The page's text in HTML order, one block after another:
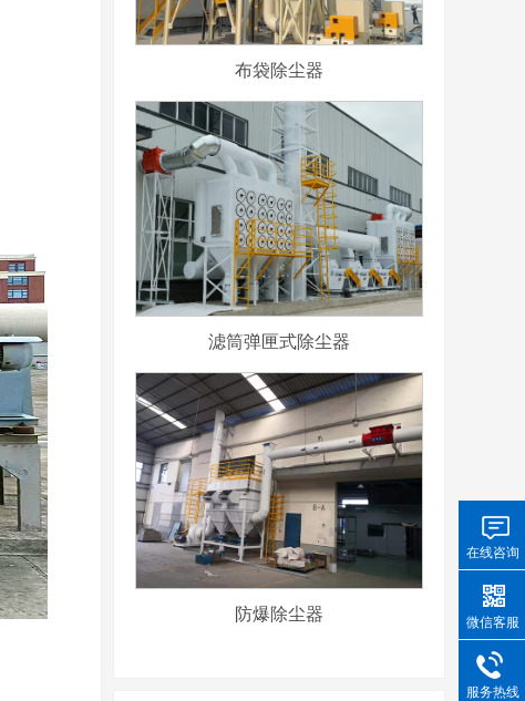
布袋除尘器
滤筒弹匣式除尘器
防爆除尘器
在线咨询
微信客服
服务热线